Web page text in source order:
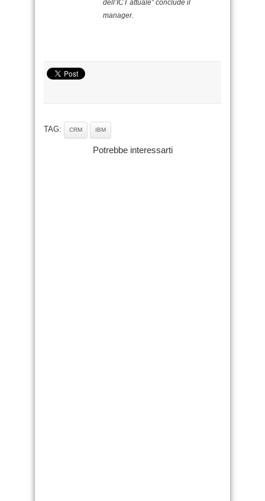
dell’ICT attuale” conclude il
manager.
TAG: CRM IBM
Potrebbe interessarti